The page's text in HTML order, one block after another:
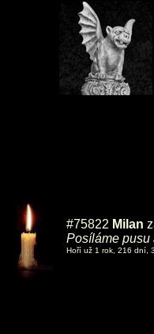
#75822 Milan
Posíláme pusu
Hoří už 1 rok, 216 dní,